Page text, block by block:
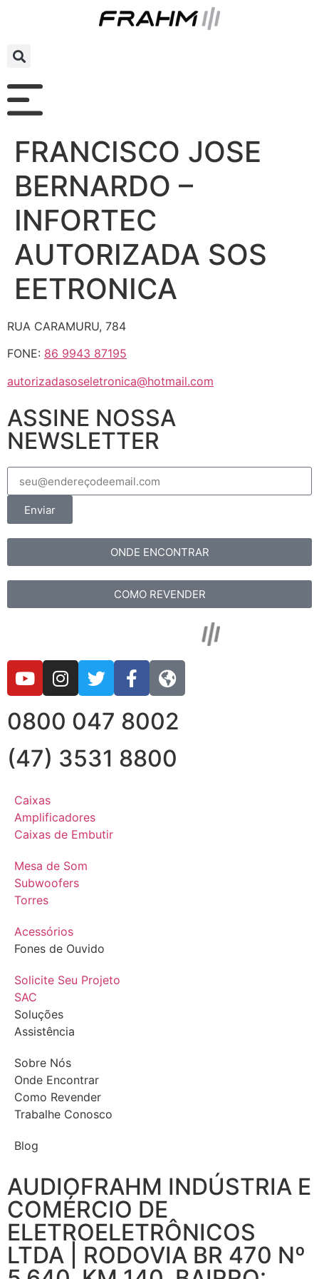
FRANCISCO JOSE
BERNARDO –
INFORTEC
AUTORIZADA SOS
EETRONICA
RUA CARAMURU, 784
FONE: 86 9943 87195
autorizadasoseletronica@hotmail.com
ASSINE NOSSA
NEWSLETTER
Enviar
ONDE ENCONTRAR
COMO REVENDER
0800 047 8002
(47) 3531 8800
Caixas
Amplificadores
Caixas de Embutir
Mesa de Som
Subwoofers
Torres
Acessórios
Fones de Ouvido
Solicite Seu Projeto
SAC
Soluções
Assistência
Sobre Nós
Onde Encontrar
Como Revender
Trabalhe Conosco
Blog
AUDIOFRAHM INDÚSTRIA E
COMÉRCIO DE
ELETROELETRÔNICOS
LTDA | RODOVIA BR 470 Nº